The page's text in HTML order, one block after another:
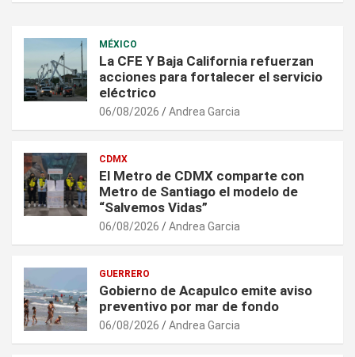
MÉXICO
La CFE Y Baja California refuerzan
acciones para fortalecer el servicio
eléctrico
06/08/2026 Andrea Garcia
CDMX
El Metro de CDMX comparte con
Metro de Santiago el modelo de
“Salvemos Vidas”
06/08/2026 Andrea Garcia
GUERRERO
Gobierno de Acapulco emite aviso
preventivo por mar de fondo
06/08/2026 Andrea Garcia